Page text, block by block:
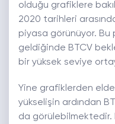
olduğu grafiklere
2020 tarihleri
piyasa görünüyor. Bu
geldiğinde BTCV
bir yüksek seviye
Yine grafiklerden
yükselişin ardından
da görülebilmektedir.